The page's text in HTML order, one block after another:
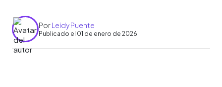
PorLeidy Puente
Publicado el 01 de enero de 2026